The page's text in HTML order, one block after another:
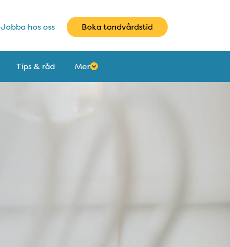
Jobba hos oss Boka tandvårdstid
Tips & råd Mer